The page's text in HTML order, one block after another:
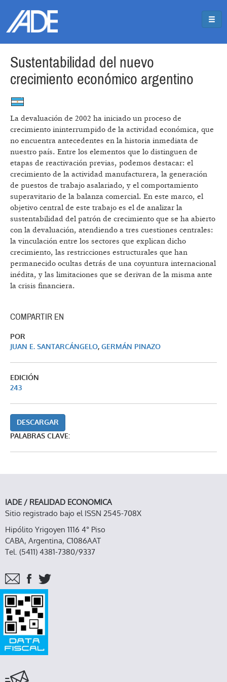
Sustentabilidad del nuevo
crecimiento económico argentino
La devaluación de 2002 ha iniciado un proceso de
crecimiento ininterrumpido de la actividad económica, que
no encuentra antecedentes en la historia inmediata de
nuestro país. Entre los elementos que lo distinguen de
etapas de reactivación previas, podemos destacar: el
crecimiento de la actividad manufacturera, la generación
de puestos de trabajo asalariado, y el comportamiento
superavitario de la balanza comercial. En este marco, el
objetivo central de este trabajo es el de analizar la
sustentabilidad del patrón de crecimiento que se ha abierto
con la devaluación, atendiendo a tres cuestiones centrales:
la vinculación entre los sectores que explican dicho
crecimiento, las restricciones estructurales que han
permanecido ocultas detrás de una coyuntura internacional
inédita, y las limitaciones que se derivan de la misma ante
la crisis financiera.
COMPARTIR EN
POR
JUAN E. SANTARCÁNGELO, GERMÁN PINAZO
EDICIÓN
243
DESCARGAR
PALABRAS CLAVE:
IADE / REALIDAD ECONOMICA
Sitio registrado bajo el ISSN 2545-708X
Hipólito Yrigoyen 1116 4° Piso
CABA, Argentina, C1086AAT
Tel. (5411) 4381-7380/9337